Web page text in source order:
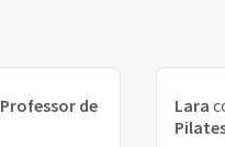
Professor de
Lara